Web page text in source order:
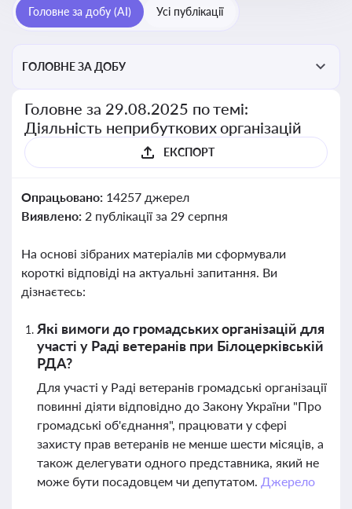
Головне за добу (AI) Усі публікації
ГОЛОВНЕ ЗА ДОБУ
Головне за 29.08.2025 по темі:
Діяльність неприбуткових організацій
ЕКСПОРТ
Опрацьовано: 14257 джерел
Виявлено: 2 публікації за 29 серпня
На основі зібраних матеріалів ми сформували
короткі відповіді на актуальні запитання. Ви
дізнаєтесь:
Які вимоги до громадських організацій для
участі у Раді ветеранів при Білоцерківській
РДА?
Для участі у Раді ветеранів громадські організації
повинні діяти відповідно до Закону України "Про
громадські об'єднання", працювати у сфері
захисту прав ветеранів не менше шести місяців, а
також делегувати одного представника, який не
може бути посадовцем чи депутатом. Джерело